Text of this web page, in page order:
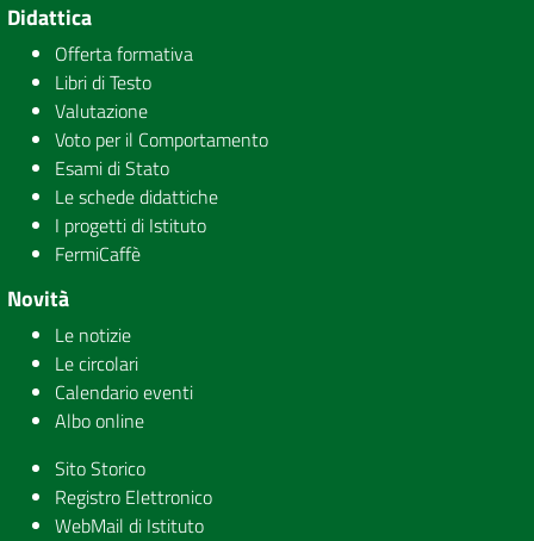
Didattica
Offerta formativa
Libri di Testo
Valutazione
Voto per il Comportamento
Esami di Stato
Le schede didattiche
I progetti di Istituto
FermiCaffè
Novità
Le notizie
Le circolari
Calendario eventi
Albo online
Sito Storico
Registro Elettronico
WebMail di Istituto